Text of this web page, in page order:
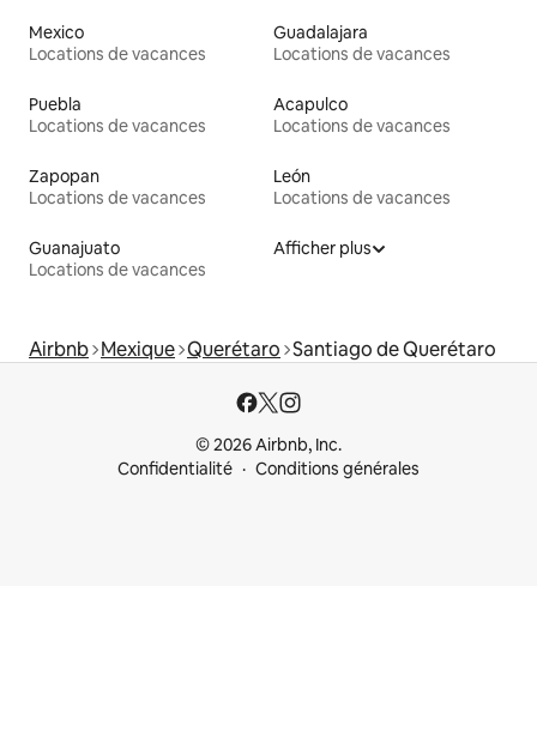
Mexico
Locations de vacances
Guadalajara
Locations de vacances
Puebla
Locations de vacances
Acapulco
Locations de vacances
Zapopan
Locations de vacances
León
Locations de vacances
Guanajuato
Locations de vacances
Afficher plus
Airbnb Mexique Querétaro Santiago de Querétaro
© 2026 Airbnb, Inc.
Confidentialité
Conditions générales